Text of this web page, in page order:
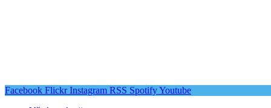
Facebook Flickr Instagram RSS SpotifyYoutube